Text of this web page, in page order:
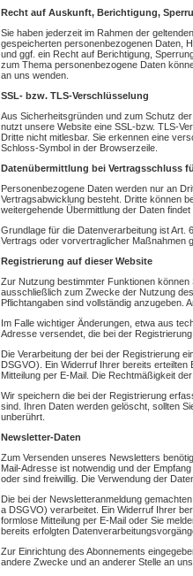
Recht auf Auskunft, Berichtigung,
Sie haben jederzeit im Rahmen der
gespeicherten personenbezogenen Daten,
und ggf. ein Recht auf Berichtigung,
zum Thema personenbezogene Daten
an uns wenden.
SSL- bzw. TLS-Verschlüsselung
Aus Sicherheitsgründen und zum Schutz
nutzt unsere Website eine SSL-bzw. TLS-
Dritte nicht mitlesbar. Sie erkennen eine
Schloss-Symbol in der Browserzeile.
Datenübermittlung bei Vertragsschluss
Personenbezogene Daten werden nur an
Vertragsabwicklung besteht. Dritte können
weitergehende Übermittlung der Daten
Grundlage für die Datenverarbeitung ist Art.
Vertrags oder vorvertraglicher Maßnahmen
Registrierung auf dieser Website
Zur Nutzung bestimmter Funktionen
ausschließlich zum Zwecke der Nutzung
Pflichtangaben sind vollständig anzugeben.
Im Falle wichtiger Änderungen, etwa aus
Adresse versendet, die bei der
Die Verarbeitung der bei der Registrierung
DSGVO). Ein Widerruf Ihrer bereits erteilten
Mitteilung per E-Mail. Die Rechtmäßigkeit
Wir speichern die bei der Registrierung
sind. Ihren Daten werden gelöscht, sollten
unberührt.
Newsletter-Daten
Zum Versenden unseres Newsletters
Mail-Adresse ist notwendig und der
oder sind freiwillig. Die Verwendung der
Die bei der Newsletteranmeldung
a DSGVO) verarbeitet. Ein Widerruf Ihrer
formlose Mitteilung per E-Mail oder Sie
bereits erfolgten
Zur Einrichtung des Abonnements
andere Zwecke und an anderer Stelle an